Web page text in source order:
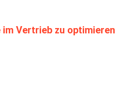
Vertrieb zu optimieren